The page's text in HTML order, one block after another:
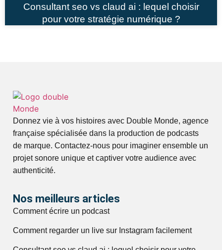
Consultant seo vs claud ai : lequel choisir
pour votre stratégie numérique ?
Donnez vie à vos histoires avec Double Monde, agence
française spécialisée dans la production de podcasts
de marque. Contactez-nous pour imaginer ensemble un
projet sonore unique et captiver votre audience avec
authenticité.
Nos meilleurs articles
Comment écrire un podcast
Comment regarder un live sur Instagram facilement